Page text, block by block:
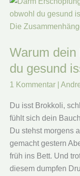
Warum
du gesund
1 Kommentar
Du isst Brokkoli,
fühlt sich dein
Du stehst morgens
gemacht gestern
früh ins Bett. Und
diesem dumpfen